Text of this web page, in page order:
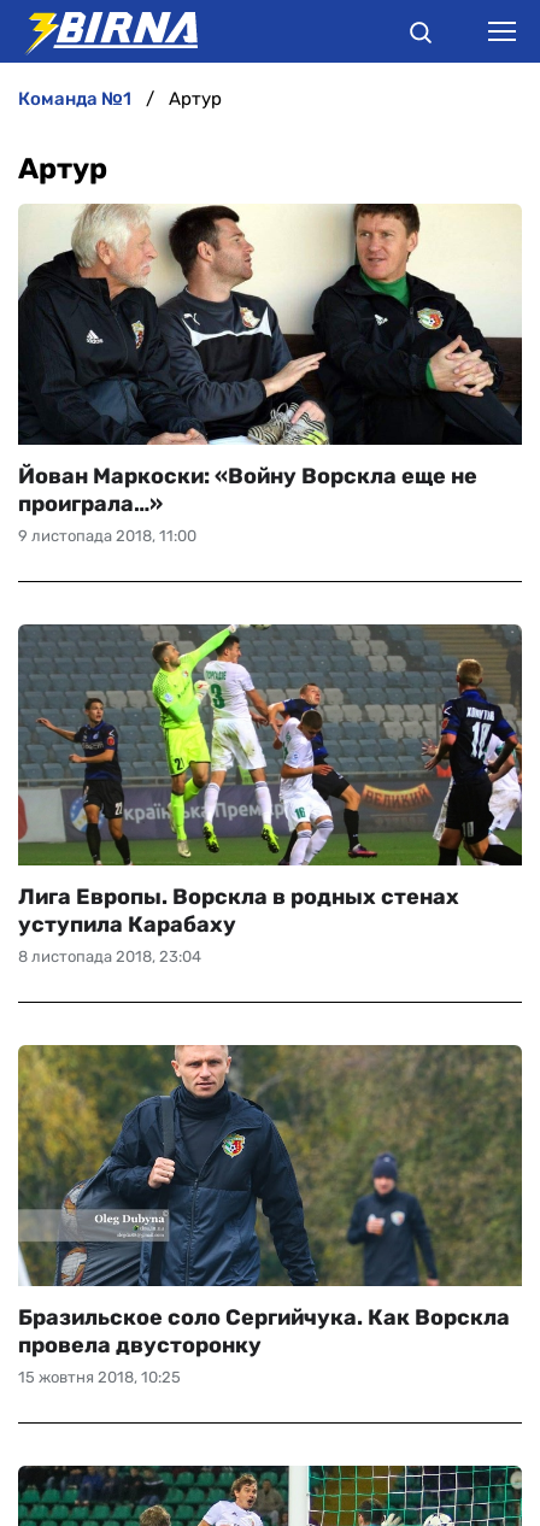
АНАЛІТИКА
ІНТЕРВ'Ю
РІЗНЕ
БУКМЕКЕРИ
команда №1 Артур
Артур
9 листопада 2018, 11:00
Йован Маркоски: «Войну Ворскла еще не
проиграла…»
8 листопада 2018, 23:04
Лига Европы. Ворскла в родных стенах
уступила Карабаху
15 жовтня 2018, 10:25
Бразильское соло Сергийчука. Как Ворскла
провела двусторонку